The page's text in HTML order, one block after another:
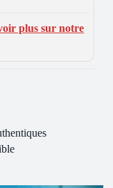
plus sur notre